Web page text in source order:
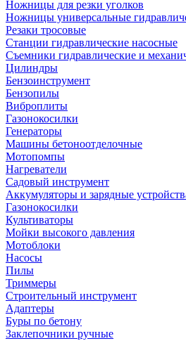
Ножницы для резки уголков
Ножницы универсальные
Резаки тросовые
Станции гидравлические насосные
Съемники гидравлические и
Цилиндры
Бензоинструмент
Бензопилы
Виброплиты
Газонокосилки
Генераторы
Машины бетоноотделочные
Мотопомпы
Нагреватели
Садовый инструмент
Аккумуляторы и зарядные
Газонокосилки
Культиваторы
Мойки высокого давления
Мотоблоки
Насосы
Пилы
Триммеры
Строительный инструмент
Адаптеры
Буры по бетону
Заклепочники ручные